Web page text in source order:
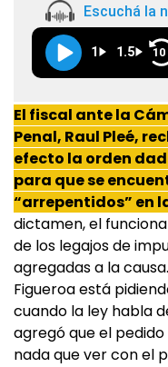
Escuchá la
1 1.5 10
El fiscal ante la
Penal, Raul Pleé,
efecto la orden
para que se
“arrepentidos” en
dictamen, el
de los legajos de
agregadas a la
Figueroa está
cuando la ley habla
agregó que el
nada que ver con el